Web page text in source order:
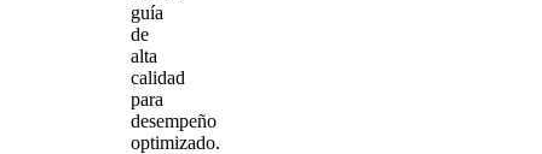
guía
de
alta
calidad
para
desempeño
optimizado.